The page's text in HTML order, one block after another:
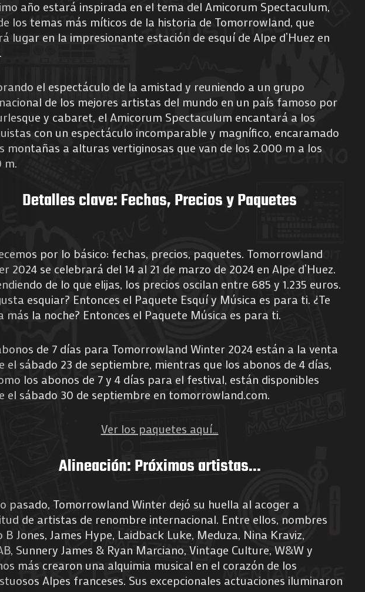
año estará inspirada en el tema del Amicorum Spectaculum,
los temas más míticos de la historia de Tomorrowland, que
lugar en la impresionante estación de esquí de Alpe d’Huez en
el espectáculo de la amistad y reuniendo a un grupo
de los mejores artistas del mundo en un país famoso por
y cabaret, el Amicorum Spectaculum encantará a los
con un espectáculo incomparable y magnífico, encaramado
montañas a alturas vertiginosas que van de los 2.000 m a los
m.
Detalles clave: Fechas, Precios y Paquetes
por lo básico: fechas, precios, paquetes. Tomorrowland
2024 se celebrará del 14 al 21 de marzo de 2024 en Alpe d’Huez.
de lo que elijas, los precios oscilan entre 685 y 1.235 euros.
esquiar? Entonces el Paquete Esquí y Música es para ti. ¿Te
más la noche? Entonces el Paquete Música es para ti.
de 7 días para Tomorrowland Winter 2024 están a la venta
el sábado 23 de septiembre, mientras que los abonos de 4 días,
los abonos de 7 y 4 días para el festival, están disponibles
el sábado 30 de septiembre en tomorrowland.com.
Ver los paquetes aquí…
Alineación: Próximos artistas…
pasado, Tomorrowland Winter dejó su huella al acoger a
de artistas de renombre internacional. Entre ellos, nombres
B Jones, James Hype, Laidback Luke, Meduza, Nina Kraviz,
Sunnery James & Ryan Marciano, Vintage Culture, W&W y
más crearon una alquimia musical en el corazón de los
Alpes franceses. Sus excepcionales actuaciones iluminaron